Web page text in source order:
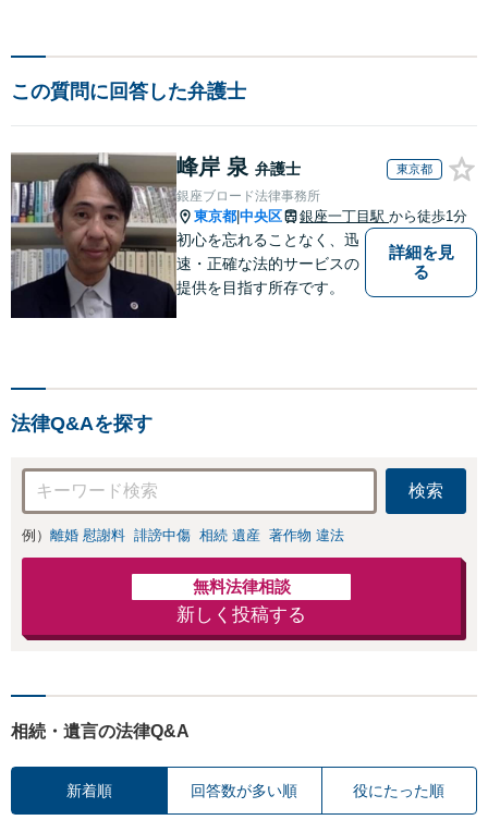
この質問に回答した弁護士
峰岸 泉 弁護士 東京都
銀座ブロード法律事務所
東京都 中央区 銀座一丁目駅 から徒歩1分
初心を忘れることなく、迅
速・正確な法的サービスの
提供を目指す所存です。
詳細を見
る
法律Q&Aを探す
検索
例） 離婚 慰謝料 誹謗中傷 相続 遺産 著作物 違法
無料法律相談
新しく投稿する
相続・遺言の法律Q&A
新着順 回答数が多い順 役にたった順